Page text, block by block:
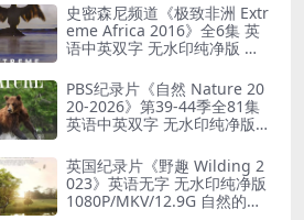
史密森尼频道《极致非洲 Extr
eme Africa 2016》全6集 英
语中英双字 无水印纯净版 极
PBS纪录片《自然 Nature 20
20-2026》第39-44季全81集
英语中英双字 无水印纯净版 1
英国纪录片《野趣 Wilding 2
023》英语无字 无水印纯净版
1080P/MKV/12.9G 自然的治